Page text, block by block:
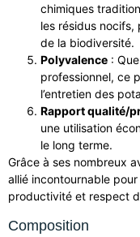
chimiques
les résidus
de la biodiversité.
Polyvalence :
professionnel, ce
l’entretien des
Rapport qualité/
une utilisation
le long terme.
Grâce à ses nombreux
allié incontournable
productivité et respect
Composition